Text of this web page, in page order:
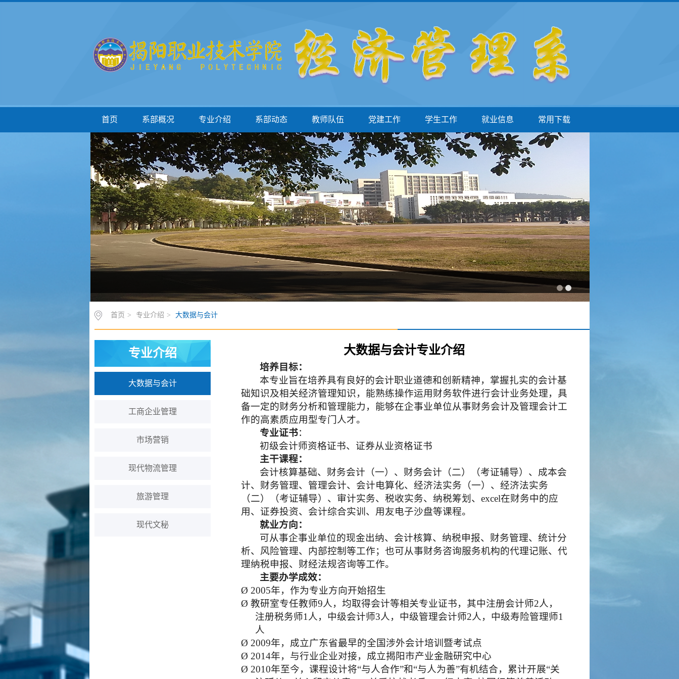
首页 系部概况 专业介绍 系部动态 教师队伍 党建工作 学生工作 就业信息 常用下载
首页 > 专业介绍 > 大数据与会计
专业介绍
大数据与会计
工商企业管理
市场营销
现代物流管理
旅游管理
现代文秘
大数据与会计专业介绍
培养目标：
本专业旨在培养具有良好的会计职业道德和创新精神，掌握扎实的会计基
础知识及相关经济管理知识， 能熟练操作运用财务软件进行会计业务处理，具
备一定的财务分析和管理能力， 能够在企事业单位从事财务会计及管理会计工
作的高素质应用型专门人才。
专业证书：
初级会计师资格证书、证券从业资格证书
主干课程：
会计核算基础、财务会计（一）、财务会计（二）（考证辅导）、成本会
计、财务管理、管理会计、会计电算化、经济法实务（一）、经济法实务
（二）（考证辅导）、审计实务、税收实务、纳税筹划、 excel在财务中的应
用、证券投资、会计综合实训、用友电子沙盘等课程。
就业方向：
可从事企事业单位的现金出纳、会计核算、纳税申报、财务管理、统计分
析、风险管理、内部控制等工作；也可从事财务咨询服务机构的代理记账、代
理纳税申报、财经法规咨询等工作。
主要办学成效：
Ø 2005年，作为专业方向开始招生
Ø 教研室专任教师9人，均取得会计等相关专业证书，其中注册会计师2人，
注册税务师1人，中级会计师3人，中级管理会计师2人，中级寿险管理师1
人
Ø 2009年，成立广东省最早的全国涉外会计培训暨考试点
Ø 2014年，与行业企业对接，成立揭阳市产业金融研究中心
Ø 2010年至今，课程设计将“与人合作”和“与人为善”有机结合，累计开展“关